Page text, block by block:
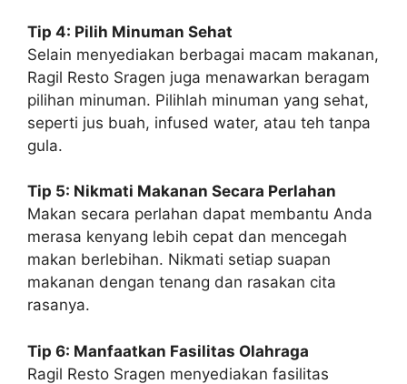
Tip 4: Pilih Minuman Sehat
Selain menyediakan berbagai macam makanan,
Ragil Resto Sragen juga menawarkan beragam
pilihan minuman. Pilihlah minuman yang sehat,
seperti jus buah, infused water, atau teh tanpa
gula.
Tip 5: Nikmati Makanan Secara Perlahan
Makan secara perlahan dapat membantu Anda
merasa kenyang lebih cepat dan mencegah
makan berlebihan. Nikmati setiap suapan
makanan dengan tenang dan rasakan cita
rasanya.
Tip 6: Manfaatkan Fasilitas Olahraga
Ragil Resto Sragen menyediakan fasilitas